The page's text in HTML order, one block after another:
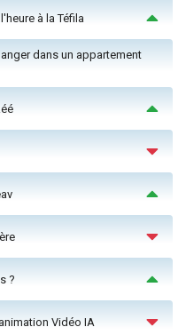
à la Téfila
dans un appartement
?
Vidéo IA